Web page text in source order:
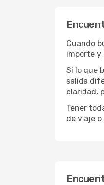
Cuando
importe y
Si lo que
salida
claridad,
Tener
de viaje